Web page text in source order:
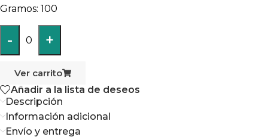
100
- 0 +
Ver carrito
Añadir a la lista de deseos
Descripción
Información adicional
Envío y entrega